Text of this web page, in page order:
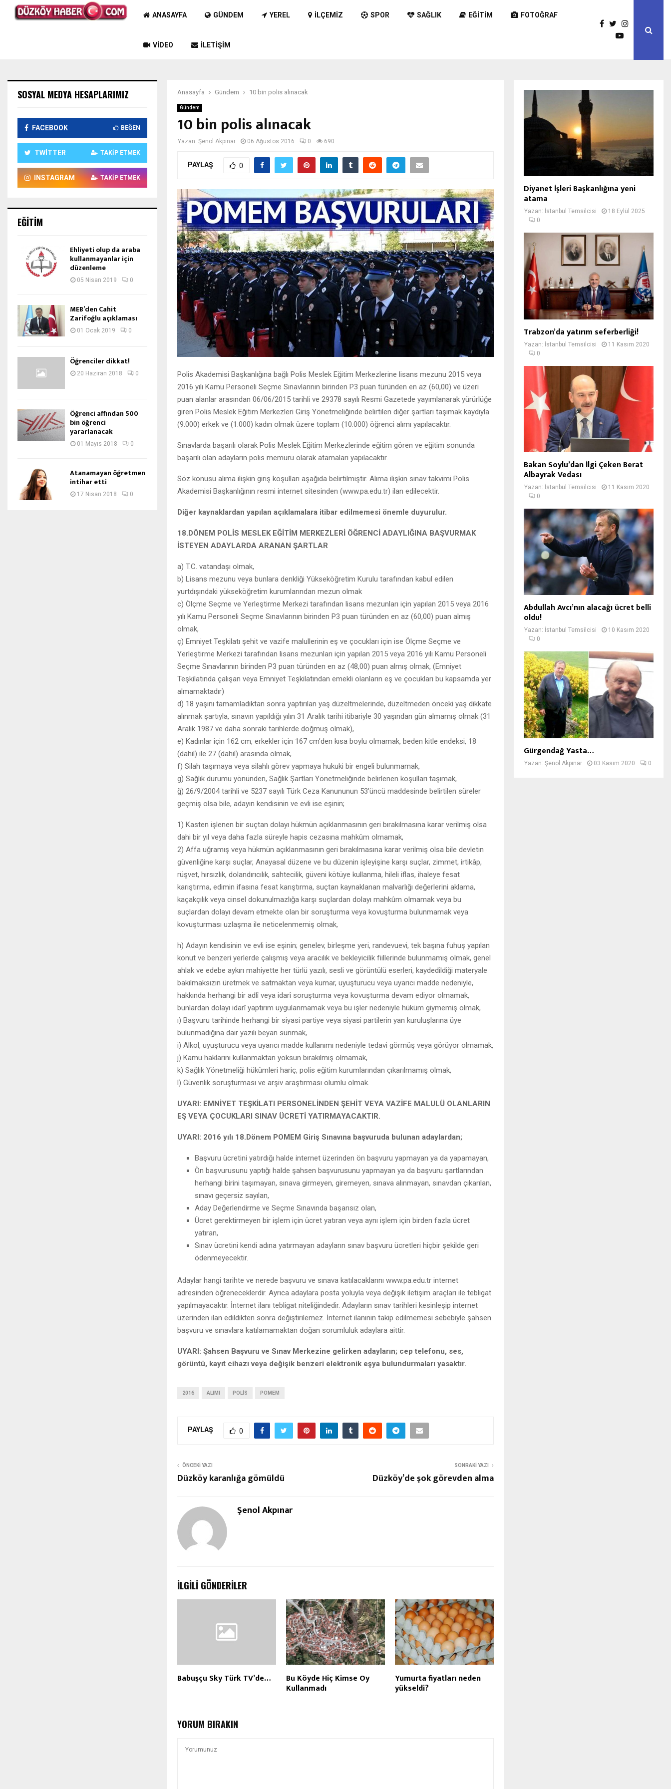
ANASAYFA GÜNDEM YEREL İLÇEMIZ SPOR SAĞLIK EĞITIM FOTOĞRAF
VIDEO İLETIŞIM
Anasayfa Gündem 10 bin polis alınacak
Gündem
10 bin polis alınacak
Yazan: Şenol Akpınar 06 Ağustos 2016 0 690
PAYLAŞ 0
Polis Akademisi Başkanlığına bağlı Polis Meslek Eğitim Merkezlerine lisans mezunu 2015 veya
2016 yılı Kamu Personeli Seçme Sınavlarının birinden P3 puan türünden en az (60,00) ve üzeri
puan alanlar arasından 06/06/2015 tarihli ve 29378 sayılı Resmi Gazetede yayımlanarak yürürlüğe
giren Polis Meslek Eğitim Merkezleri Giriş Yönetmeliğinde belirtilen diğer şartları taşımak kaydıyla
(9.000) erkek ve (1.000) kadın olmak üzere toplam (10.000) öğrenci alımı yapılacaktır.
Sınavlarda başarılı olarak Polis Meslek Eğitim Merkezlerinde eğitim gören ve eğitim sonunda
başarılı olan adayların polis memuru olarak atamaları yapılacaktır.
Söz konusu alıma ilişkin giriş koşulları aşağıda belirtilmiştir. Alıma ilişkin sınav takvimi Polis
Akademisi Başkanlığının resmi internet sitesinden (www.pa.edu.tr) ilan edilecektir.
Diğer kaynaklardan yapılan açıklamalara itibar edilmemesi önemle duyurulur.
18.DÖNEM POLİS MESLEK EĞİTİM MERKEZLERİ ÖĞRENCİ ADAYLIĞINA BAŞVURMAK
İSTEYEN ADAYLARDA ARANAN ŞARTLAR
a) T.C. vatandaşı olmak,
b) Lisans mezunu veya bunlara denkliği Yükseköğretim Kurulu tarafından kabul edilen
yurtdışındaki yükseköğretim kurumlarından mezun olmak
c) Ölçme Seçme ve Yerleştirme Merkezi tarafından lisans mezunları için yapılan 2015 veya 2016
yılı Kamu Personeli Seçme Sınavlarının birinden P3 puan türünden en az (60,00) puan almış
olmak,
ç) Emniyet Teşkilatı şehit ve vazife malullerinin eş ve çocukları için ise Ölçme Seçme ve
Yerleştirme Merkezi tarafından lisans mezunları için yapılan 2015 veya 2016 yılı Kamu Personeli
Seçme Sınavlarının birinden P3 puan türünden en az (48,00) puan almış olmak, (Emniyet
Teşkilatında çalışan veya Emniyet Teşkilatından emekli olanların eş ve çocukları bu kapsamda yer
almamaktadır)
d) 18 yaşını tamamladıktan sonra yaptırılan yaş düzeltmelerinde, düzeltmeden önceki yaş dikkate
alınmak şartıyla, sınavın yapıldığı yılın 31 Aralık tarihi itibariyle 30 yaşından gün almamış olmak (31
Aralık 1987 ve daha sonraki tarihlerde doğmuş olmak),
e) Kadınlar için 162 cm, erkekler için 167 cm’den kısa boylu olmamak, beden kitle endeksi, 18
(dahil) ile 27 (dahil) arasında olmak,
f) Silah taşımaya veya silahlı görev yapmaya hukuki bir engeli bulunmamak,
g) Sağlık durumu yönünden, Sağlık Şartları Yönetmeliğinde belirlenen koşulları taşımak,
ğ) 26/9/2004 tarihli ve 5237 sayılı Türk Ceza Kanununun 53’üncü maddesinde belirtilen süreler
geçmiş olsa bile, adayın kendisinin ve evli ise eşinin;
1) Kasten işlenen bir suçtan dolayı hükmün açıklanmasının geri bırakılmasına karar verilmiş olsa
dahi bir yıl veya daha fazla süreyle hapis cezasına mahkûm olmamak,
2) Affa uğramış veya hükmün açıklanmasının geri bırakılmasına karar verilmiş olsa bile devletin
güvenliğine karşı suçlar, Anayasal düzene ve bu düzenin işleyişine karşı suçlar, zimmet, irtikâp,
rüşvet, hırsızlık, dolandırıcılık, sahtecilik, güveni kötüye kullanma, hileli iflas, ihaleye fesat
karıştırma, edimin ifasına fesat karıştırma, suçtan kaynaklanan malvarlığı değerlerini aklama,
kaçakçılık veya cinsel dokunulmazlığa karşı suçlardan dolayı mahkûm olmamak veya bu
suçlardan dolayı devam etmekte olan bir soruşturma veya kovuşturma bulunmamak veya
kovuşturması uzlaşma ile neticelenmemiş olmak,
h) Adayın kendisinin ve evli ise eşinin; genelev, birleşme yeri, randevuevi, tek başına fuhuş yapılan
konut ve benzeri yerlerde çalışmış veya aracılık ve bekleyicilik fiillerinde bulunmamış olmak, genel
ahlak ve edebe aykırı mahiyette her türlü yazılı, sesli ve görüntülü eserleri, kaydedildiği materyale
bakılmaksızın üretmek ve satmaktan veya kumar, uyuşturucu veya uyarıcı madde nedeniyle,
hakkında herhangi bir adlî veya idarî soruşturma veya kovuşturma devam ediyor olmamak,
bunlardan dolayı idarî yaptırım uygulanmamak veya bu işler nedeniyle hüküm giymemiş olmak,
ı) Başvuru tarihinde herhangi bir siyasi partiye veya siyasi partilerin yan kuruluşlarına üye
bulunmadığına dair yazılı beyan sunmak,
i) Alkol, uyuşturucu veya uyarıcı madde kullanımı nedeniyle tedavi görmüş veya görüyor olmamak,
j) Kamu haklarını kullanmaktan yoksun bırakılmış olmamak,
k) Sağlık Yönetmeliği hükümleri hariç, polis eğitim kurumlarından çıkarılmamış olmak,
l) Güvenlik soruşturması ve arşiv araştırması olumlu olmak.
UYARI: EMNİYET TEŞKİLATI PERSONELİNDEN ŞEHİT VEYA VAZİFE MALULÜ OLANLARIN
EŞ VEYA ÇOCUKLARI SINAV ÜCRETİ YATIRMAYACAKTIR.
UYARI: 2016 yılı 18.Dönem POMEM Giriş Sınavına başvuruda bulunan adaylardan;
Başvuru ücretini yatırdığı halde internet üzerinden ön başvuru yapmayan ya da yapamayan,
Ön başvurusunu yaptığı halde şahsen başvurusunu yapmayan ya da başvuru şartlarından
herhangi birini taşımayan, sınava girmeyen, giremeyen, sınava alınmayan, sınavdan çıkarılan,
sınavı geçersiz sayılan,
Aday Değerlendirme ve Seçme Sınavında başarısız olan,
Ücret gerektirmeyen bir işlem için ücret yatıran veya aynı işlem için birden fazla ücret
yatıran,
Sınav ücretini kendi adına yatırmayan adayların sınav başvuru ücretleri hiçbir şekilde geri
ödenmeyecektir.
Adaylar hangi tarihte ve nerede başvuru ve sınava katılacaklarını www.pa.edu.tr internet
adresinden öğreneceklerdir. Ayrıca adaylara posta yoluyla veya değişik iletişim araçları ile tebligat
yapılmayacaktır. İnternet ilanı tebligat niteliğindedir. Adayların sınav tarihleri kesinleşip internet
üzerinden ilan edildikten sonra değiştirilemez. İnternet ilanının takip edilmemesi sebebiyle şahsen
başvuru ve sınavlara katılamamaktan doğan sorumluluk adaylara aittir.
UYARI: Şahsen Başvuru ve Sınav Merkezine gelirken adayların; cep telefonu, ses,
görüntü, kayıt cihazı veya değişik benzeri elektronik eşya bulundurmaları yasaktır.
2016 ALIMI POLIS POMEM
PAYLAŞ 0
ÖNCEKI YAZI
Düzköy karanlığa gömüldü
SONRAKI YAZI
Düzköy’de şok görevden alma
Şenol Akpınar
İLGILI GÖNDERILER
Babuşçu Sky Türk TV’de… Bu Köyde Hiç Kimse Oy
Kullanmadı
Yumurta fiyatları neden
yükseldi?
YORUM BIRAKIN
SOSYAL MEDYA HESAPLARIMIZ
FACEBOOK BEĞEN
TWITTER TAKIP ETMEK
INSTAGRAM TAKIP ETMEK
EĞITIM
Ehliyeti olup da araba
kullanmayanlar için
düzenleme
05 Nisan 2019 0
MEB’den Cahit
Zarifoğlu açıklaması
01 Ocak 2019 0
Öğrenciler dikkat!
20 Haziran 2018 0
Öğrenci affından 500
bin öğrenci
yararlanacak
01 Mayıs 2018 0
Atanamayan öğretmen
intihar etti
17 Nisan 2018 0
Diyanet İşleri Başkanlığına yeni
atama
Yazan: İstanbul Temsilcisi
18 Eylül 2025
0
Trabzon’da yatırım seferberliği!
Yazan: İstanbul Temsilcisi
11 Kasım 2020
0
Bakan Soylu’dan İlgi Çeken Berat
Albayrak Vedası
Yazan: İstanbul Temsilcisi
11 Kasım 2020
0
Abdullah Avcı’nın alacağı ücret belli
oldu!
Yazan: İstanbul Temsilcisi
10 Kasım 2020
0
Gürgendağ Yasta…
Yazan: Şenol Akpınar 03 Kasım 2020 0